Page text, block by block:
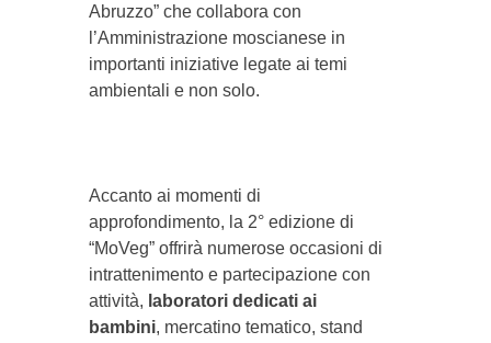
Abruzzo” che collabora con
l’Amministrazione moscianese in
importanti iniziative legate ai temi
ambientali e non solo.
Accanto ai momenti di
approfondimento, la 2° edizione di
“MoVeg” offrirà numerose occasioni di
intrattenimento e partecipazione con
attività, laboratori dedicati ai
bambini, mercatino tematico, stand